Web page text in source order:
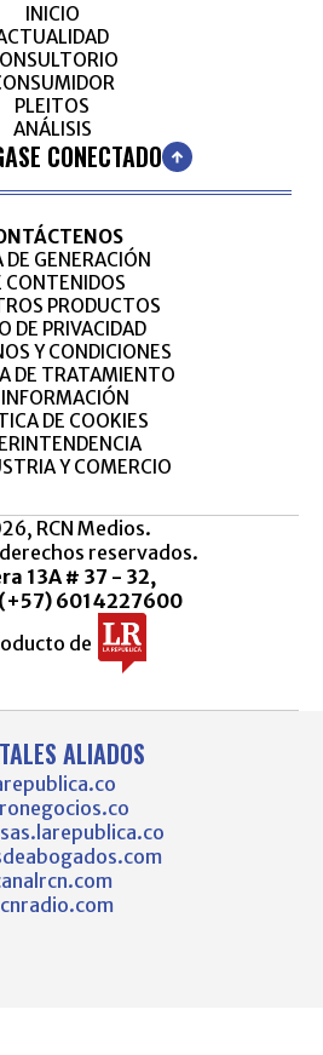
INICIO
PLEITOS
ANÁLISIS
CONECTADO
DE GENERACIÓN
CONTENIDOS
PRODUCTOS
DE PRIVACIDAD
Y CONDICIONES
DE TRATAMIENTO
INFORMACIÓN
DE COOKIES
Y COMERCIO
RCN Medios.
reservados.
13A # 37 - 32,
6014227600
de
ALIADOS